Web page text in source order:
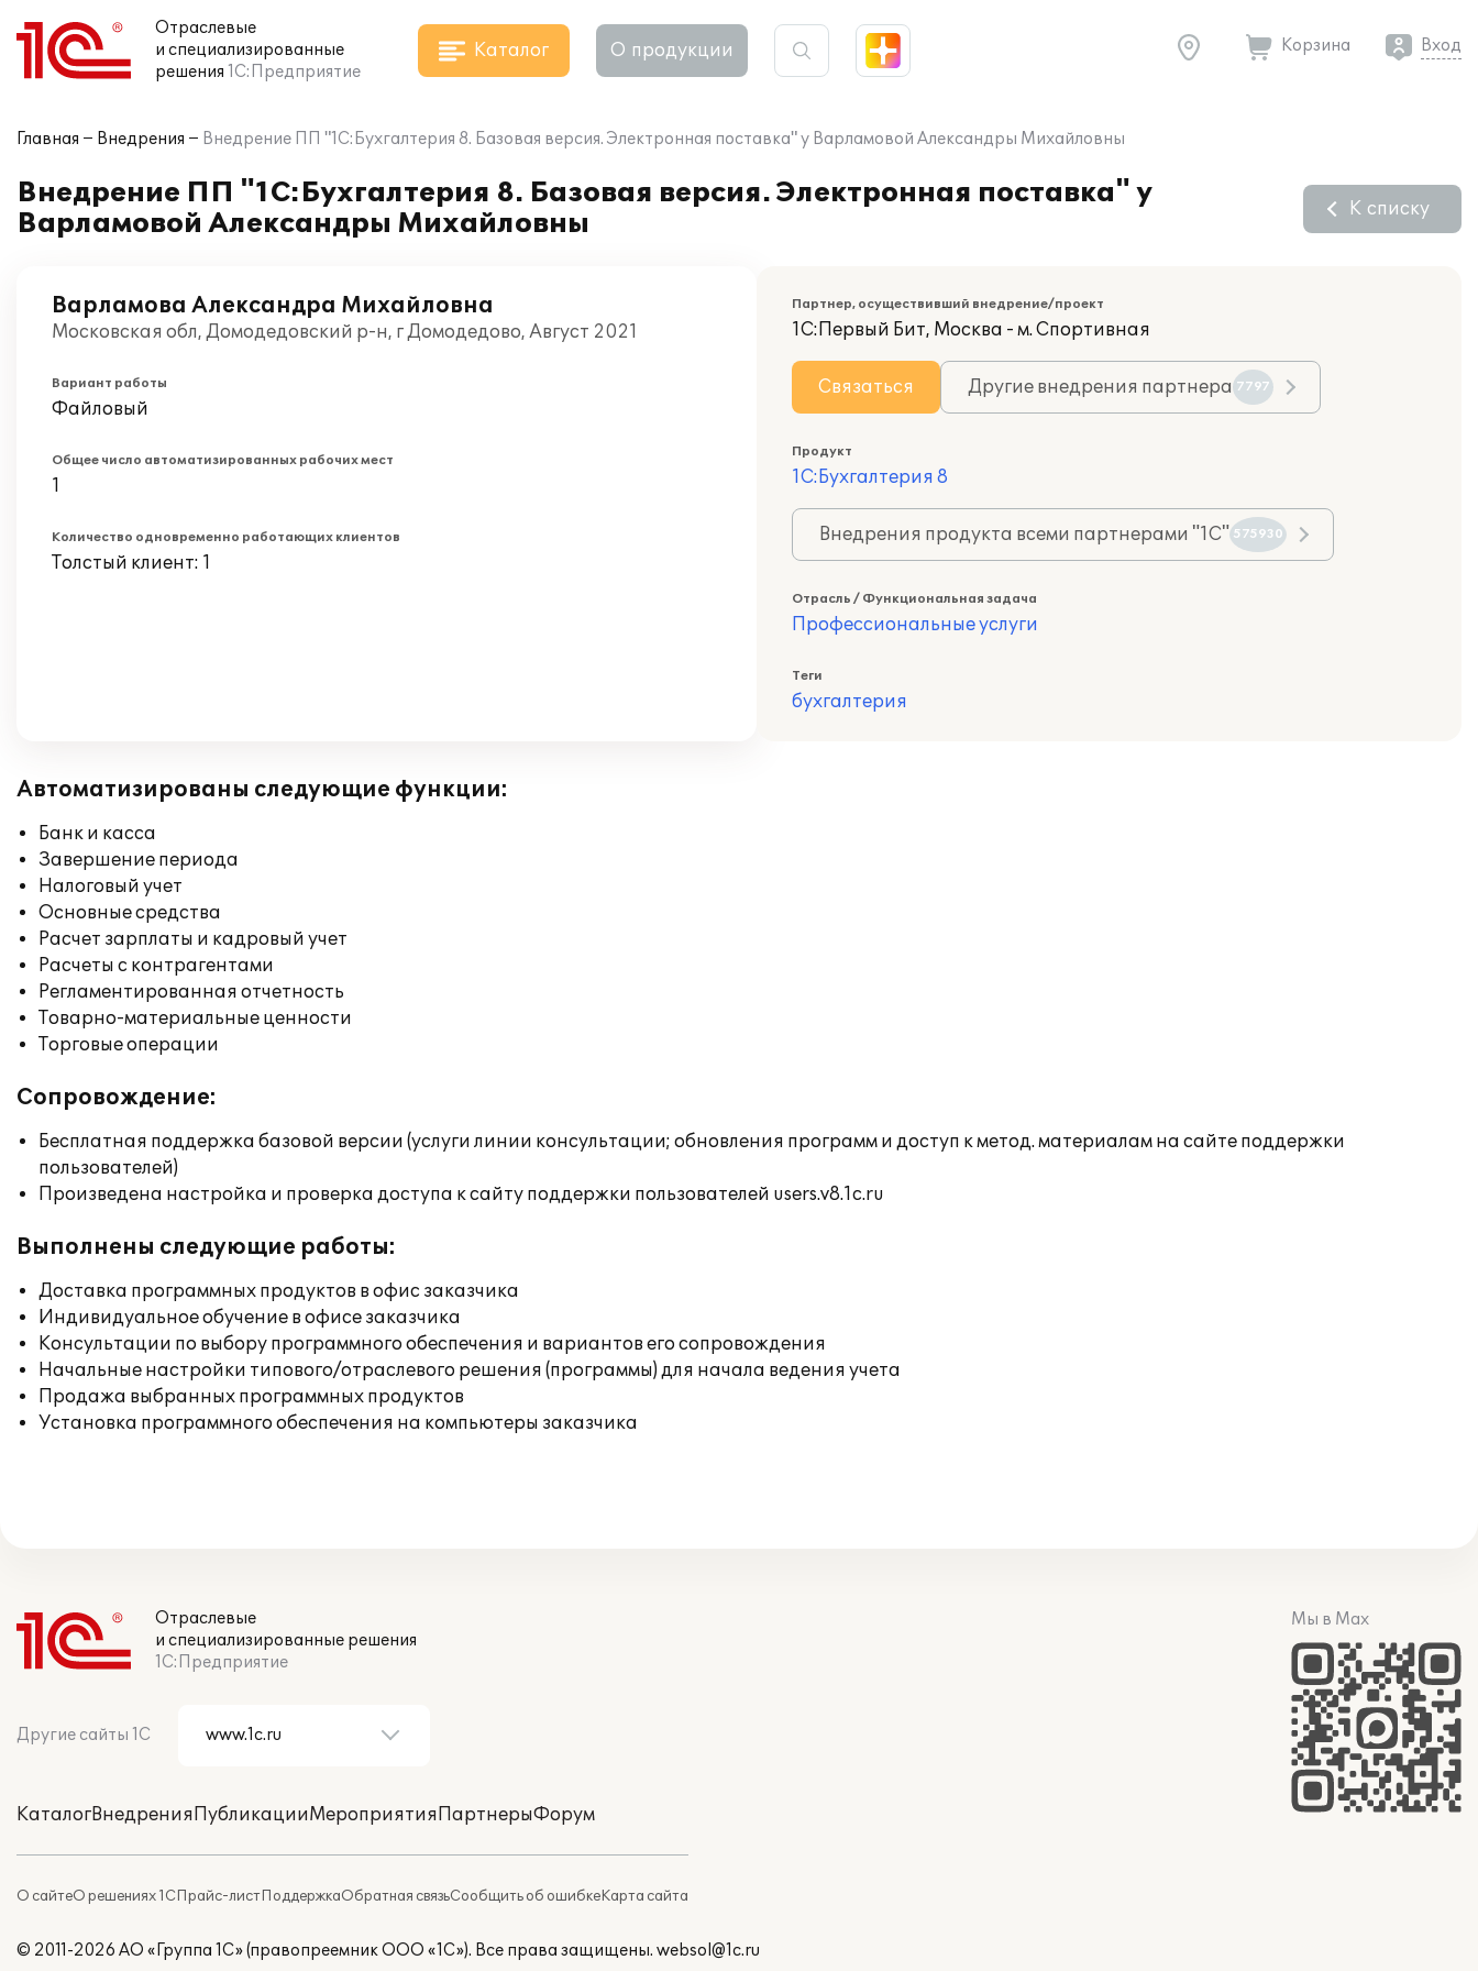
Отраслевые
и специализированные
решения 1С:Предприятие
Каталог О продукции Корзина Вход
Главная Внедрения Внедрение ПП "1С:Бухгалтерия 8. Базовая версия. Электронная поставка" у Варламовой Александры Михайловны
Внедрение ПП "1С:Бухгалтерия 8. Базовая версия. Электронная поставка" у
Варламовой Александры Михайловны
К списку
Варламова Александра Михайловна
Московская обл, Домодедовский р-н, г Домодедово, Август 2021
Вариант работы
Файловый
Общее число автоматизированных рабочих мест
1
Количество одновременно работающих клиентов
Толстый клиент: 1
Партнер, осуществивший внедрение/проект
1С:Первый Бит, Москва - м. Спортивная
Связаться Другие внедрения партнера 7797
Продукт
1С:Бухгалтерия 8
Внедрения продукта всеми партнерами "1С" 575930
Отрасль / Функциональная задача
Профессиональные услуги
Теги
бухгалтерия
Автоматизированы следующие функции:
Банк и касса
Завершение периода
Налоговый учет
Основные средства
Расчет зарплаты и кадровый учет
Расчеты с контрагентами
Регламентированная отчетность
Товарно-материальные ценности
Торговые операции
Сопровождение:
Бесплатная поддержка базовой версии (услуги линии консультации; обновления программ и доступ к метод. материалам на сайте поддержки
пользователей)
Произведена настройка и проверка доступа к сайту поддержки пользователей users.v8.1c.ru
Выполнены следующие работы:
Доставка программных продуктов в офис заказчика
Индивидуальное обучение в офисе заказчика
Консультации по выбору программного обеспечения и вариантов его сопровождения
Начальные настройки типового/отраслевого решения (программы) для начала ведения учета
Продажа выбранных программных продуктов
Установка программного обеспечения на компьютеры заказчика
Отраслевые
и специализированные решения
1С:Предприятие
Другие сайты 1С
КаталогВнедренияПубликацииМероприятияПартнерыФорум
О сайтеО решениях 1СПрайс-листПоддержкаОбратная связьСообщить об ошибкеКарта сайта
Мы в Max
© 2011-2026 АО «Группа 1С» (правопреемник ООО «1С»). Все права защищены. websol@1c.ru